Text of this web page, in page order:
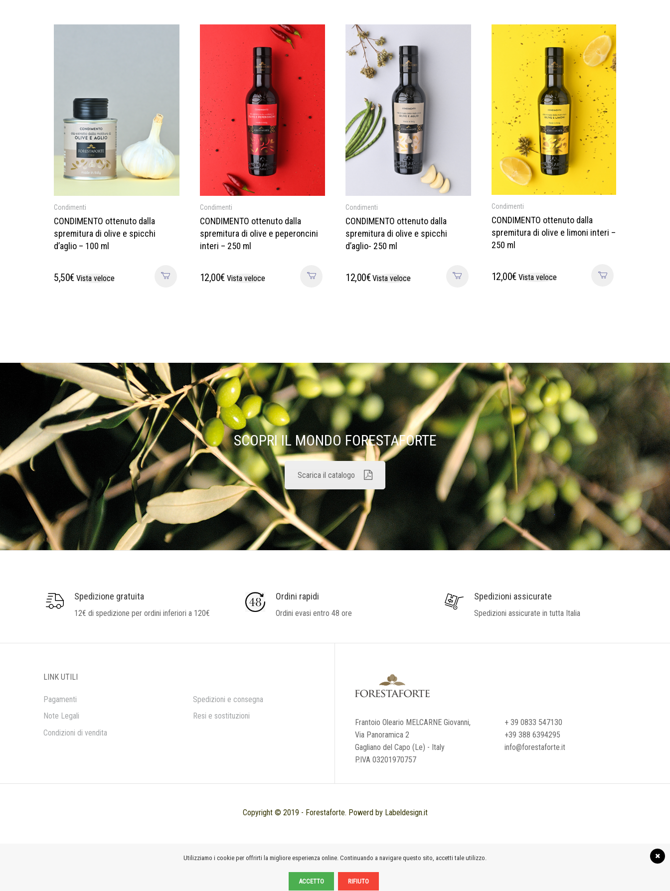
Condimenti
CONDIMENTO ottenuto dalla
spremitura di olive e spicchi
d’aglio – 100 ml
5,50€ Vista veloce
Condimenti
CONDIMENTO ottenuto dalla
spremitura di olive e peperoncini
interi – 250 ml
12,00€ Vista veloce
Condimenti
CONDIMENTO ottenuto dalla
spremitura di olive e spicchi
d’aglio- 250 ml
12,00€ Vista veloce
Condimenti
CONDIMENTO ottenuto dalla
spremitura di olive e limoni interi –
250 ml
12,00€ Vista veloce
SCOPRI IL MONDO FORESTAFORTE
Scarica il catalogo
Spedizione gratuita
12€ di spedizione per ordini inferiori a 120€
Ordini rapidi
Ordini evasi entro 48 ore
Spedizioni assicurate
Spedizioni assicurate in tutta Italia
LINK UTILI
Pagamenti
Note Legali
Condizioni di vendita
Spedizioni e consegna
Resi e sostituzioni
Frantoio Oleario MELCARNE Giovanni,
Via Panoramica 2
Gagliano del Capo (Le) - Italy
P.IVA 03201970757
+ 39 0833 547130
+39 388 6394295
info@forestaforte.it
Copyright © 2019 - Forestaforte. Powerd by Labeldesign.it
Utilizziamo i cookie per offrirti la migliore esperienza online. Continuando a navigare questo sito, accetti tale utilizzo.
ACCETTO RIFIUTO